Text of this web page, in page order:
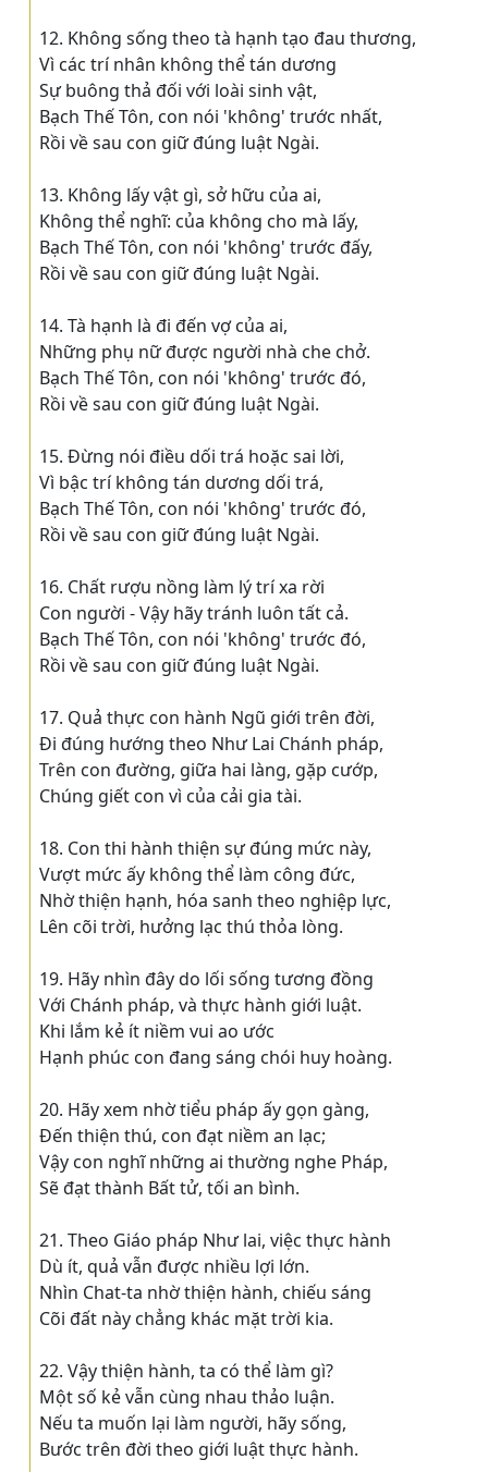
12. Không sống theo tà hạnh tạo đau thương,
Vì các trí nhân không thể tán dương
Sự buông thả đối với loài sinh vật,
Bạch Thế Tôn, con nói 'không' trước nhất,
Rồi về sau con giữ đúng luật Ngài.
13. Không lấy vật gì, sở hữu của ai,
Không thể nghĩ: của không cho mà lấy,
Bạch Thế Tôn, con nói 'không' trước đấy,
Rồi về sau con giữ đúng luật Ngài.
14. Tà hạnh là đi đến vợ của ai,
Những phụ nữ được người nhà che chở.
Bạch Thế Tôn, con nói 'không' trước đó,
Rồi về sau con giữ đúng luật Ngài.
15. Ðừng nói điều dối trá hoặc sai lời,
Vì bậc trí không tán dương dối trá,
Bạch Thế Tôn, con nói 'không' trước đó,
Rồi về sau con giữ đúng luật Ngài.
16. Chất rượu nồng làm lý trí xa rời
Con người - Vậy hãy tránh luôn tất cả.
Bạch Thế Tôn, con nói 'không' trước đó,
Rồi về sau con giữ đúng luật Ngài.
17. Quả thực con hành Ngũ giới trên đời,
Ði đúng hướng theo Như Lai Chánh pháp,
Trên con đường, giữa hai làng, gặp cướp,
Chúng giết con vì của cải gia tài.
18. Con thi hành thiện sự đúng mức này,
Vượt mức ấy không thể làm công đức,
Nhờ thiện hạnh, hóa sanh theo nghiệp lực,
Lên cõi trời, hưởng lạc thú thỏa lòng.
19. Hãy nhìn đây do lối sống tương đồng
Với Chánh pháp, và thực hành giới luật.
Khi lắm kẻ ít niềm vui ao ước
Hạnh phúc con đang sáng chói huy hoàng.
20. Hãy xem nhờ tiểu pháp ấy gọn gàng,
Ðến thiện thú, con đạt niềm an lạc;
Vậy con nghĩ những ai thường nghe Pháp,
Sẽ đạt thành Bất tử, tối an bình.
21. Theo Giáo pháp Như lai, việc thực hành
Dù ít, quả vẫn được nhiều lợi lớn.
Nhìn Chat-ta nhờ thiện hành, chiếu sáng
Cõi đất này chẳng khác mặt trời kia.
22. Vậy thiện hành, ta có thể làm gì?
Một số kẻ vẫn cùng nhau thảo luận.
Nếu ta muốn lại làm người, hãy sống,
Bước trên đời theo giới luật thực hành.